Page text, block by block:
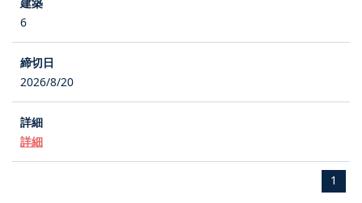
6
2026/8/20
詳細
1